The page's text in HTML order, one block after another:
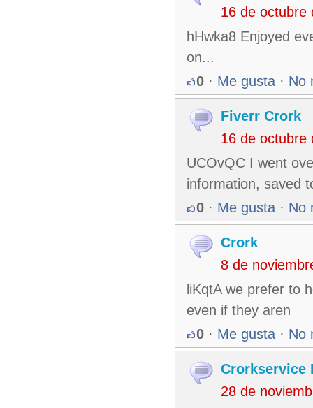
16 de octubre
hHwka8 Enjoyed
on...
0 · Me gusta · No
Fiverr Crork
16 de octubre
UCOvQC I went
information, saved
0 · Me gusta · No
Crork
8 de
liKqtA we prefer to
even if they aren
0 · Me gusta · No
Crorkservice
28 de